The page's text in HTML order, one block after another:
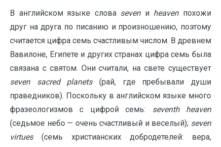
В английском языке слова sevenи heavenпохожи
друг на друга по писанию и произношению, поэтому
считается цифра семь счастливым числом. В древнем
Вавилоне, Египете и других странах цифра семь была
связана с святом. Они считали, на свете существует
seven sacred planets (рай, где пребывали души
праведников). Поскольку в английском языке много
фразеологизмов с цифрой семь: seventh heaven
(седьмое небо — очень счастливый и веселый); seven
virtues(семь христианских добродетелей: вера,